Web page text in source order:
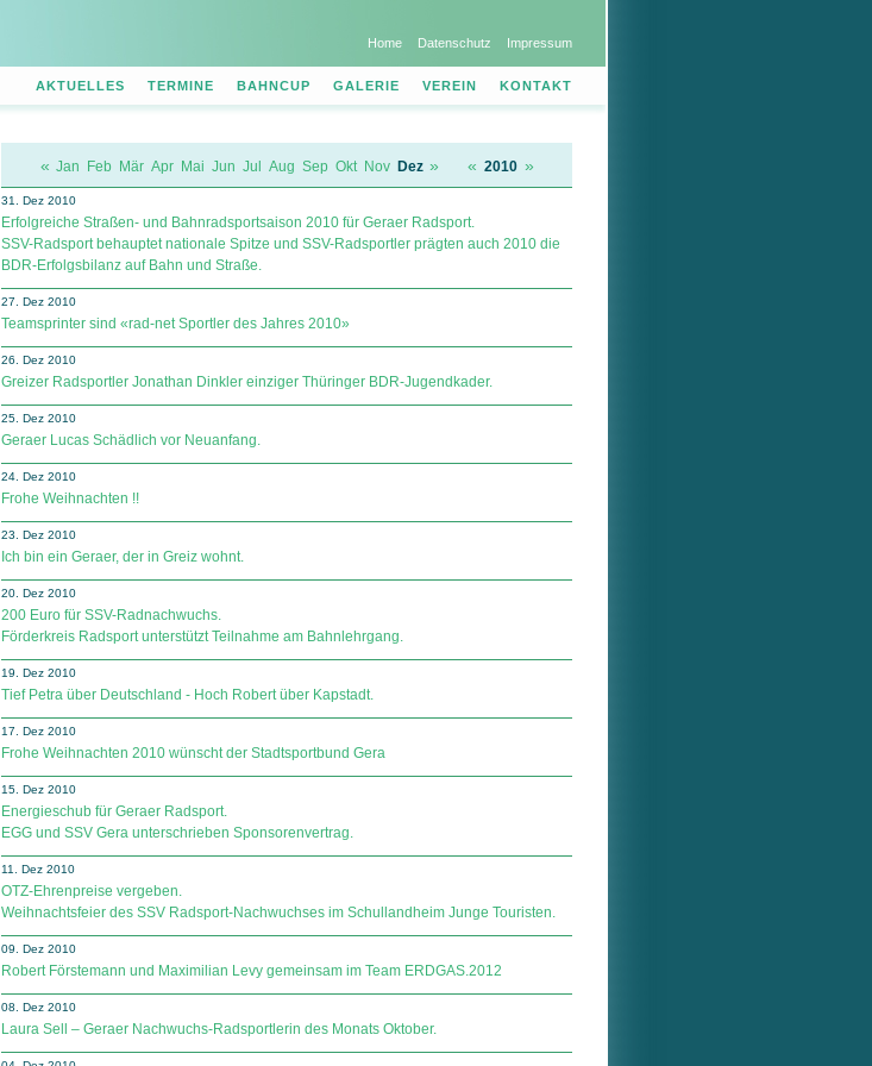
Home Datenschutz Impressum
AKTUELLES TERMINE BAHNCUP GALERIE VEREIN KONTAKT
« Jan Feb Mär Apr Mai Jun Jul Aug Sep Okt Nov Dez » « 2010 »
31. Dez 2010
Erfolgreiche Straßen- und Bahnradsportsaison 2010 für Geraer Radsport.
SSV-Radsport behauptet nationale Spitze und SSV-Radsportler prägten auch 2010 die
BDR-Erfolgsbilanz auf Bahn und Straße.
27. Dez 2010
Teamsprinter sind «rad-net Sportler des Jahres 2010»
26. Dez 2010
Greizer Radsportler Jonathan Dinkler einziger Thüringer BDR-Jugendkader.
25. Dez 2010
Geraer Lucas Schädlich vor Neuanfang.
24. Dez 2010
Frohe Weihnachten !!
23. Dez 2010
Ich bin ein Geraer, der in Greiz wohnt.
20. Dez 2010
200 Euro für SSV-Radnachwuchs.
Förderkreis Radsport unterstützt Teilnahme am Bahnlehrgang.
19. Dez 2010
Tief Petra über Deutschland - Hoch Robert über Kapstadt.
17. Dez 2010
Frohe Weihnachten 2010 wünscht der Stadtsportbund Gera
15. Dez 2010
Energieschub für Geraer Radsport.
EGG und SSV Gera unterschrieben Sponsorenvertrag.
11. Dez 2010
OTZ-Ehrenpreise vergeben.
Weihnachtsfeier des SSV Radsport-Nachwuchses im Schullandheim Junge Touristen.
09. Dez 2010
Robert Förstemann und Maximilian Levy gemeinsam im Team ERDGAS.2012
08. Dez 2010
Laura Sell – Geraer Nachwuchs-Radsportlerin des Monats Oktober.